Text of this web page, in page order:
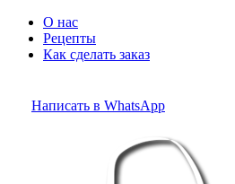
О нас
Рецепты
Как сделать заказ
Написать в WhatsApp